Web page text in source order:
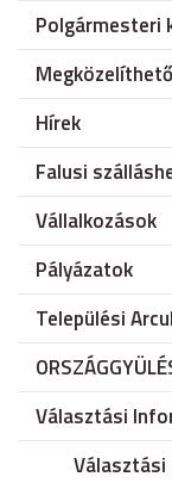
Polgármesteri
Hírek
Falusi
Vállalkozások
Pályázatok
Települési
Választási
Választási